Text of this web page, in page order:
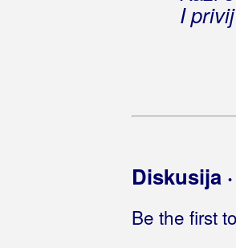
I
Diskusija
Be the first